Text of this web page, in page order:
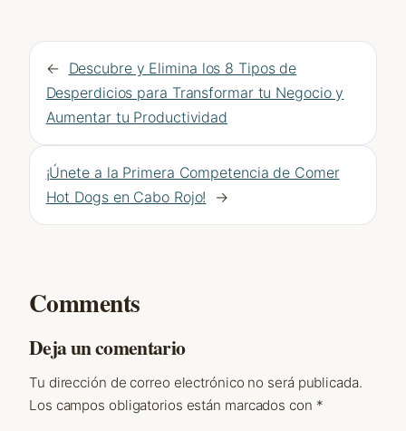
← Descubre y Elimina los 8 Tipos de
Desperdicios para Transformar tu Negocio y
Aumentar tu Productividad
¡Únete a la Primera Competencia de Comer
Hot Dogs en Cabo Rojo!
→
Comments
Deja un comentario
Tu dirección de correo electrónico no será publicada.
Los campos obligatorios están marcados con *